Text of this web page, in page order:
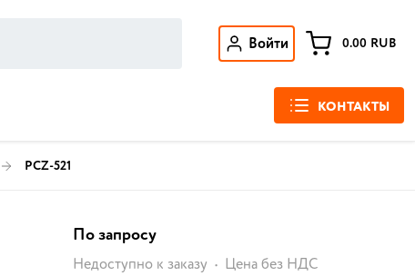
Войти 0.00 RUB
КОНТАКТЫ
PCZ-521
По запросу
Недоступно к заказу Цена без НДС